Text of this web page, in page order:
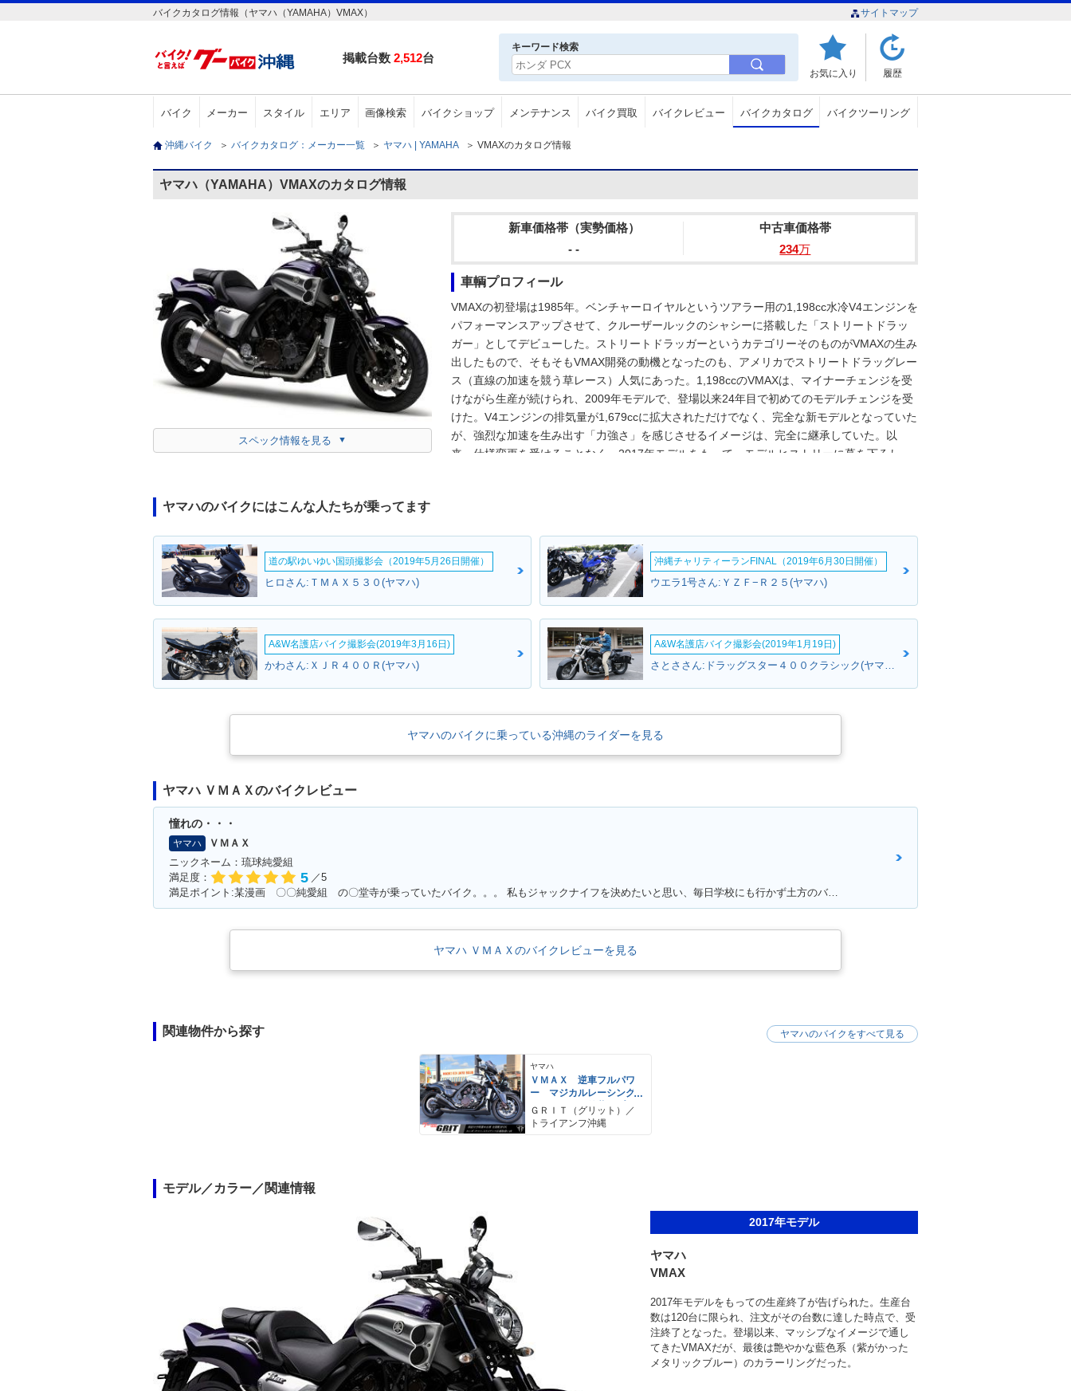
バイクカタログ情報（ヤマハ（YAMAHA）VMAX） サイトマップ
掲載台数 2,512台
キーワード検索
お気に入り 履歴
バイク メーカー スタイル エリア 画像検索 バイクショップ メンテナンス バイク買取 バイクレビュー バイクカタログ バイクツーリング
沖縄バイク ＞ バイクカタログ：メーカー一覧 ＞ ヤマハ | YAMAHA ＞ VMAXのカタログ情報
ヤマハ（YAMAHA）VMAXのカタログ情報
スペック情報を見る
新車価格帯（実勢価格）
- -
中古車価格帯
234万
車輌プロフィール
VMAXの初登場は1985年。ベンチャーロイヤルというツアラー用の1,198cc水冷V4エンジンを
パフォーマンスアップさせて、クルーザールックのシャシーに搭載した「ストリートドラッ
ガー」としてデビューした。ストリートドラッガーというカテゴリーそのものがVMAXの生み
出したもので、そもそもVMAX開発の動機となったのも、アメリカでストリートドラッグレー
ス（直線の加速を競う草レース）人気にあった。1,198ccのVMAXは、マイナーチェンジを受
けながら生産が続けられ、2009年モデルで、登場以来24年目で初めてのモデルチェンジを受
けた。V4エンジンの排気量が1,679ccに拡大されただけでなく、完全な新モデルとなっていた
が、強烈な加速を生み出す「力強さ」を感じさせるイメージは、完全に継承していた。以
来、仕様変更を受けることなく、2017年モデルをもって、モデルヒストリーに幕を下ろし
ヤマハのバイクにはこんな人たちが乗ってます
道の駅ゆいゆい国頭撮影会（2019年5月26日開催）
ヒロさん:ＴＭＡＸ５３０(ヤマハ)
沖縄チャリティーランFINAL（2019年6月30日開催）
ウエラ1号さん:ＹＺＦ−Ｒ２５(ヤマハ)
A&W名護店バイク撮影会(2019年3月16日)
かわさん:ＸＪＲ４００Ｒ(ヤマハ)
A&W名護店バイク撮影会(2019年1月19日)
さとささん:ドラッグスター４００クラシック(ヤマハ)
ヤマハのバイクに乗っている沖縄のライダーを見る
ヤマハ ＶＭＡＸのバイクレビュー
憧れの・・・
ヤマハ
ＶＭＡＸ
ニックネーム：琉球純愛組
満足度：
5 ／5
満足ポイント:某漫画 〇〇純愛組 の〇堂寺が乗っていたバイク。。。 私もジャックナイフを決めたいと思い、毎日学校にも行かず土方のバイトをしてためた150万 荒馬のようなハンドリング、じゃじゃ馬のような加速。。。全てが最高でした！ 20年たった今でもガレージでしっかり現役です！！最高の相棒ですよ！！
ヤマハ ＶＭＡＸのバイクレビューを見る
関連物件から探す
ヤマハ
ＶＭＡＸ 逆車フルパワ
ー マジカルレーシング
カーボンフル外装 プラ
ナスマフラー ワンオ
ーナー
ＧＲＩＴ（グリット）／
トライアンフ沖縄
ヤマハのバイクをすべて見る
モデル／カラー／関連情報
2017年モデル
ヤマハ
VMAX
2017年モデルをもっての生産終了が告げられた。生産台
数は120台に限られ、注文がその台数に達した時点で、受
注終了となった。登場以来、マッシブなイメージで通し
てきたVMAXだが、最後は艶やかな藍色系（紫がかった
メタリックブルー）のカラーリングだった。